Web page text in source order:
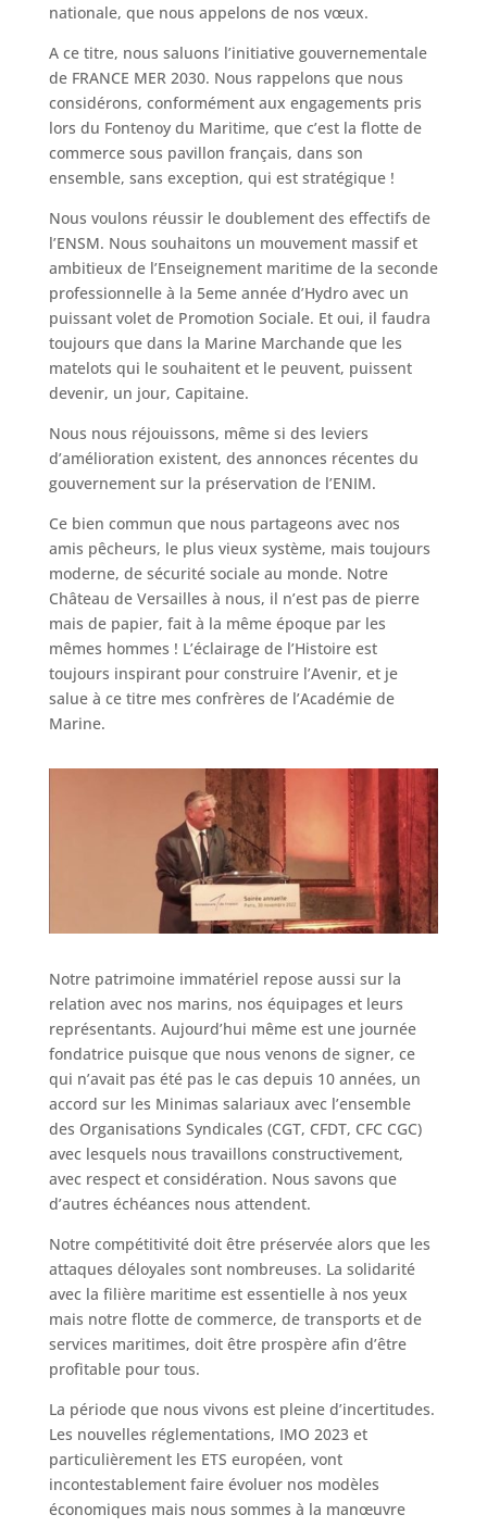
nationale, que nous appelons de nos vœux.
A ce titre, nous saluons l’initiative gouvernementale
de FRANCE MER 2030. Nous rappelons que nous
considérons, conformément aux engagements pris
lors du Fontenoy du Maritime, que c’est la flotte de
commerce sous pavillon français, dans son
ensemble, sans exception, qui est stratégique !
Nous voulons réussir le doublement des effectifs de
l’ENSM. Nous souhaitons un mouvement massif et
ambitieux de l’Enseignement maritime de la seconde
professionnelle à la 5eme année d’Hydro avec un
puissant volet de Promotion Sociale. Et oui, il faudra
toujours que dans la Marine Marchande que les
matelots qui le souhaitent et le peuvent, puissent
devenir, un jour, Capitaine.
Nous nous réjouissons, même si des leviers
d’amélioration existent, des annonces récentes du
gouvernement sur la préservation de l’ENIM.
Ce bien commun que nous partageons avec nos
amis pêcheurs, le plus vieux système, mais toujours
moderne, de sécurité sociale au monde. Notre
Château de Versailles à nous, il n’est pas de pierre
mais de papier, fait à la même époque par les
mêmes hommes ! L’éclairage de l’Histoire est
toujours inspirant pour construire l’Avenir, et je
salue à ce titre mes confrères de l’Académie de
Marine.
Notre patrimoine immatériel repose aussi sur la
relation avec nos marins, nos équipages et leurs
représentants. Aujourd’hui même est une journée
fondatrice puisque que nous venons de signer, ce
qui n’avait pas été pas le cas depuis 10 années, un
accord sur les Minimas salariaux avec l’ensemble
des Organisations Syndicales (CGT, CFDT, CFC CGC)
avec lesquels nous travaillons constructivement,
avec respect et considération. Nous savons que
d’autres échéances nous attendent.
Notre compétitivité doit être préservée alors que les
attaques déloyales sont nombreuses. La solidarité
avec la filière maritime est essentielle à nos yeux
mais notre flotte de commerce, de transports et de
services maritimes, doit être prospère afin d’être
profitable pour tous.
La période que nous vivons est pleine d’incertitudes.
Les nouvelles réglementations, IMO 2023 et
particulièrement les ETS européen, vont
incontestablement faire évoluer nos modèles
économiques mais nous sommes à la manœuvre